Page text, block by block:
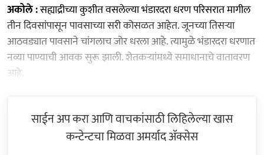
अकोले :सह्याद्रीच्या कुशीत वसलेल्या भंडारदरा धरण परिसरात मागील
तीन दिवसांपासून पावसाच्या सरी कोसळत आहेत. जूनच्या तिसऱ्या
आठवड्यात पावसाने चांगलाच जोर धरला आहे. त्यामुळे भंडारदरा धरणात
नव्या पाण्याची आवक सुरू झाली. शेतकऱ्यांमध्ये समाधानाचे वातावरण
आहे.
साईन अप करा आणि वाचकांसाठी लिहिलेल्या खास
कन्टेन्टचा मिळवा अमर्याद ॲक्सेस